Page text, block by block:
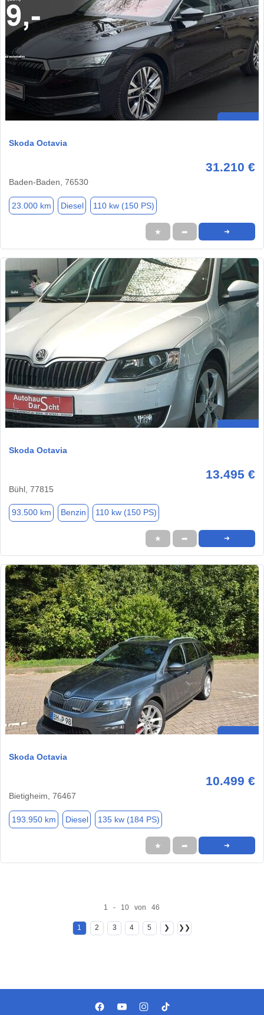
Skoda Octavia
31.210 €
Baden-Baden, 76530
23.000 km Diesel 110 kw (150 PS)
★ ➦ ➜
Skoda Octavia
13.495 €
Bühl, 77815
93.500 km Benzin 110 kw (150 PS)
★ ➦ ➜
Skoda Octavia
10.499 €
Bietigheim, 76467
193.950 km Diesel 135 kw (184 PS)
★ ➦ ➜
1 - 10 von 46
1 2 3 4 5 ❯ ❯❯